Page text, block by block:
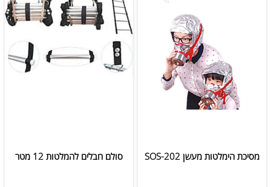
מסיכת הימלטות מעשן SOS-202 סולם חבלים להמלטות 12 מטר